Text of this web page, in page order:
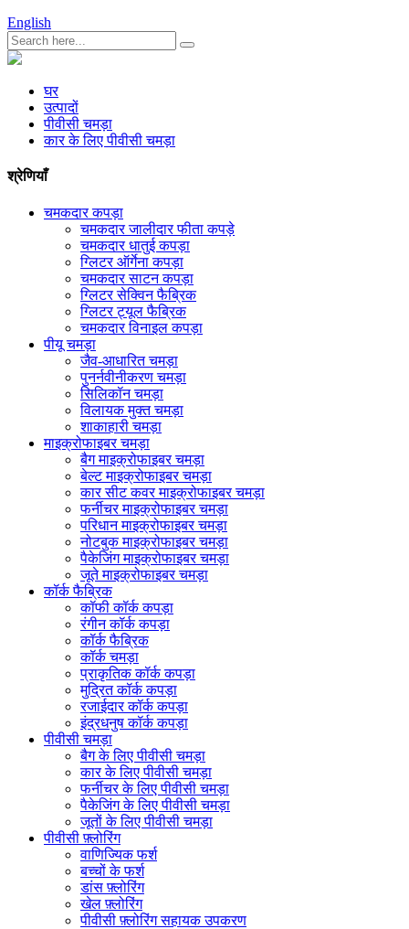
English
घर
उत्पादों
पीवीसी चमड़ा
कार के लिए पीवीसी चमड़ा
श्रेणियाँ
चमकदार कपड़ा
चमकदार जालीदार फीता कपड़े
चमकदार धातुई कपड़ा
ग्लिटर ऑर्गेना कपड़ा
चमकदार साटन कपड़ा
ग्लिटर सेक्विन फैब्रिक
ग्लिटर ट्यूल फैब्रिक
चमकदार विनाइल कपड़ा
पीयू चमड़ा
जैव-आधारित चमड़ा
पुनर्नवीनीकरण चमड़ा
सिलिकॉन चमड़ा
विलायक मुक्त चमड़ा
शाकाहारी चमड़ा
माइक्रोफाइबर चमड़ा
बैग माइक्रोफाइबर चमड़ा
बेल्ट माइक्रोफाइबर चमड़ा
कार सीट कवर माइक्रोफाइबर चमड़ा
फर्नीचर माइक्रोफाइबर चमड़ा
परिधान माइक्रोफाइबर चमड़ा
नोटबुक माइक्रोफाइबर चमड़ा
पैकेजिंग माइक्रोफाइबर चमड़ा
जूते माइक्रोफाइबर चमड़ा
कॉर्क फैब्रिक
कॉफी कॉर्क कपड़ा
रंगीन कॉर्क कपड़ा
कॉर्क फैब्रिक
कॉर्क चमड़ा
प्राकृतिक कॉर्क कपड़ा
मुद्रित कॉर्क कपड़ा
रजाईदार कॉर्क कपड़ा
इंद्रधनुष कॉर्क कपड़ा
पीवीसी चमड़ा
बैग के लिए पीवीसी चमड़ा
कार के लिए पीवीसी चमड़ा
फर्नीचर के लिए पीवीसी चमड़ा
पैकेजिंग के लिए पीवीसी चमड़ा
जूतों के लिए पीवीसी चमड़ा
पीवीसी फ़्लोरिंग
वाणिज्यिक फर्श
बच्चों के फर्श
डांस फ़्लोरिंग
खेल फ़्लोरिंग
पीवीसी फ़्लोरिंग सहायक उपकरण